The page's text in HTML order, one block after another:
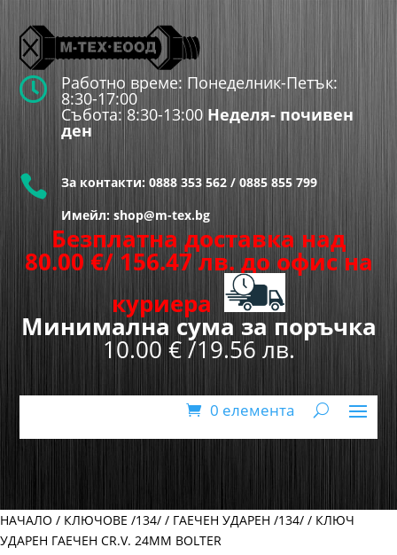
 Работно време: Понеделник-Петък:
8:30-17:00
Събота: 8:30-13:00 Неделя- почивен
ден
 За контакти: 0888 353 562 / 0885 855 799
Имейл: shop@m-tex.bg
Безплатна доставка над
80.00 €/ 156.47 лв. до офис на
куриера
Минимална сума за поръчка
10.00 € /19.56 лв.
0 елемента
НАЧАЛО / КЛЮЧОВЕ /134/ / ГАЕЧЕН УДАРЕН /134/ / КЛЮЧ
УДАРЕН ГАЕЧЕН CR.V. 24MM BOLTER